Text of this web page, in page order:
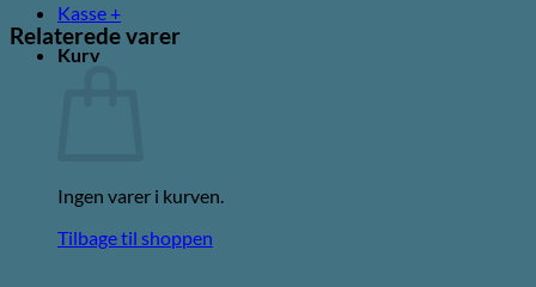
Kasse +
Kurv
Ingen varer i kurven.
Tilbage til shoppen
Relaterede varer